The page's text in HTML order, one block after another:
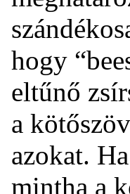
hogy
eltűnő
a
azokat.
mintha a